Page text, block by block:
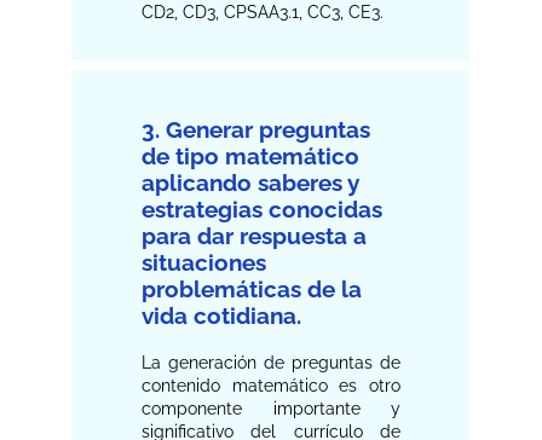
CD2, CD3, CPSAA3.1, CC3, CE3.
3. Generar preguntas
de tipo matemático
aplicando saberes y
estrategias conocidas
para dar respuesta a
situaciones
problemáticas de la
vida cotidiana.
La generación de preguntas de
contenido matemático es otro
componente importante y
significativo del currículo de